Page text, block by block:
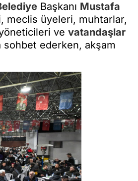
Başkanı Mustafa
meclis üyeleri, muhtarlar,
ve vatandaşlar
ederken, akşam